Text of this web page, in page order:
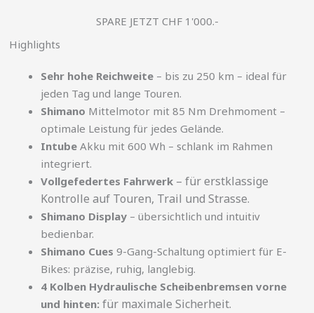
SPARE JETZT CHF 1'000.-
Highlights
Sehr hohe Reichweite – bis zu 250 km – ideal für
jeden Tag und lange Touren.
Shimano Mittelmotor mit 85 Nm Drehmoment –
optimale Leistung für jedes Gelände.
Intube Akku mit 600 Wh – schlank im Rahmen
integriert.
Vollgefedertes Fahrwerk – für erstklassige
Kontrolle auf Touren, Trail und Strasse.
Shimano Display – übersichtlich und intuitiv
bedienbar.
Shimano Cues 9-Gang-Schaltung optimiert für E-
Bikes: präzise, ruhig, langlebig.
4 Kolben Hydraulische Scheibenbremsen vorne
und hinten: für maximale Sicherheit.